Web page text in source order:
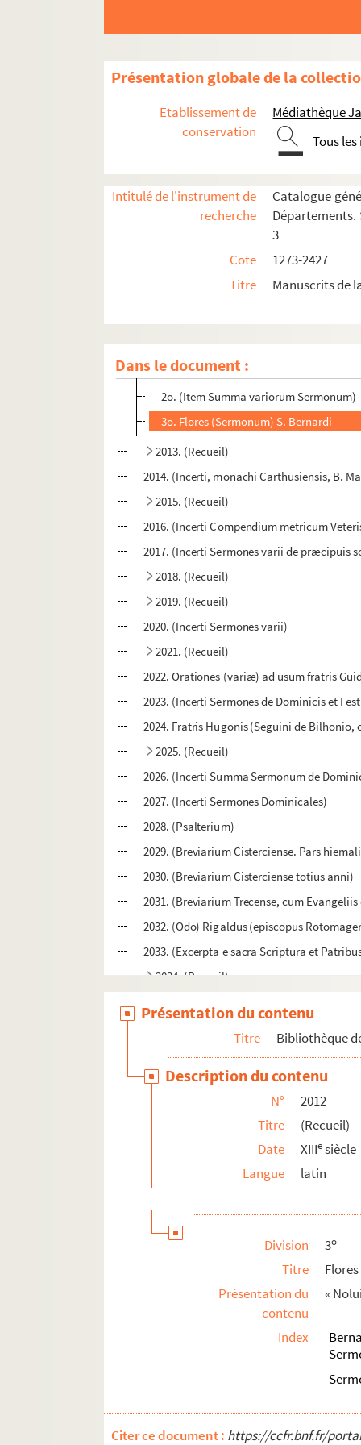
Présentation globale de la
Etablissement de
conservation
Médiathèque
Tous
Intitulé de l'instrument de
recherche
Catalogue
Départements.
3
Cote
1273-2427
Titre
Manuscrits de
Dans le document :
2001. (Recueil)
2002. (Recueil)
2003. (Recueil)
Ms 2004. Recueil de textes sur la vie
2006. (Recueil)
2007. (Recueil)
2010. De Elocutione oratoria tractatus
2012. (Recueil)
1o. (Incerti Summa de Vitiis abbreviata)
2o. (Item Summa variorum Sermonum)
3o. Flores (Sermonum) S. Bernardi
2013. (Recueil)
2014. (Incerti, monachi Carthusiensis, B.
2015. (Recueil)
2016. (Incerti Compendium metricum
2017. (Incerti Sermones varii de præcipuis
2018. (Recueil)
2019. (Recueil)
2020. (Incerti Sermones varii)
2021. (Recueil)
2022. Orationes (variæ) ad usum fratris
2023. (Incerti Sermones de Dominicis et
2024. Fratris Hugonis (Seguini de
2025. (Recueil)
2026. (Incerti Summa Sermonum de
2027. (Incerti Sermones Dominicales)
2028. (Psalterium)
2029. (Breviarium Cisterciense. Pars
2030. (Breviarium Cisterciense totius anni)
2031. (Breviarium Trecense, cum
2032. (Odo) Rigaldus (episcopus
2033. (Excerpta e sacra Scriptura et
2034. (Recueil)
2038. (Breviarium Cisterciense. Pars
2039. Breviarium Cisterciense
2040. (Recueil de prières diverses,
2042. (Breviarium Cisterciense. Pars
2044. (Breviarium Cisterciense. Pars
2046. Chronologie (des principaux
2047. (Recueil)
2050. Breviarium Cisterciense (cui
2052. (Incerti Sermones varii)
Présentation du contenu
Titre Bibliothèque
Description du contenu
N°
2012
Titre
(Recueil)
Date
XIIIesiècle
Langue
latin
Division 3o
Titre
Présentation du
contenu
«
Index
Citer ce document : https://ccfr.bnf.fr/